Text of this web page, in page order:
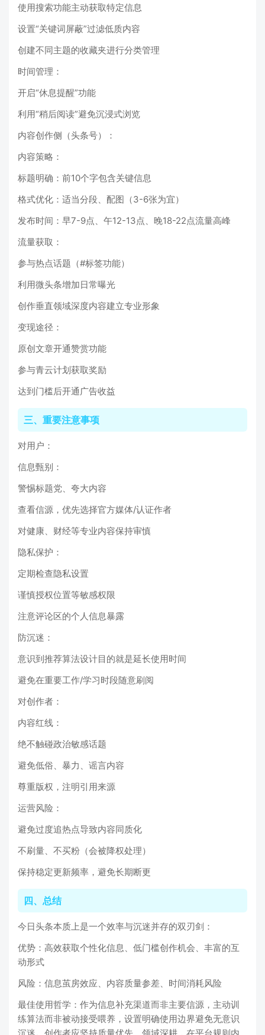
使用搜索功能主动获取特定信息
设置“关键词屏蔽”过滤低质内容
创建不同主题的收藏夹进行分类管理
时间管理：
开启“休息提醒”功能
利用“稍后阅读”避免沉浸式浏览
内容创作侧（头条号）：
内容策略：
标题明确：前10个字包含关键信息
格式优化：适当分段、配图（3-6张为宜）
发布时间：早7-9点、午12-13点、晚18-22点流量高峰
流量获取：
参与热点话题（#标签功能）
利用微头条增加日常曝光
创作垂直领域深度内容建立专业形象
变现途径：
原创文章开通赞赏功能
参与青云计划获取奖励
达到门槛后开通广告收益
三、重要注意事项
对用户：
信息甄别：
警惕标题党、夸大内容
查看信源，优先选择官方媒体/认证作者
对健康、财经等专业内容保持审慎
隐私保护：
定期检查隐私设置
谨慎授权位置等敏感权限
注意评论区的个人信息暴露
防沉迷：
意识到推荐算法设计目的就是延长使用时间
避免在重要工作/学习时段随意刷阅
对创作者：
内容红线：
绝不触碰政治敏感话题
避免低俗、暴力、谣言内容
尊重版权，注明引用来源
运营风险：
避免过度追热点导致内容同质化
不刷量、不买粉（会被降权处理）
保持稳定更新频率，避免长期断更
四、总结
今日头条本质上是一个效率与沉迷并存的双刃剑：
优势：高效获取个性化信息、低门槛创作机会、丰富的互
动形式
风险：信息茧房效应、内容质量参差、时间消耗风险
最佳使用哲学：作为信息补充渠道而非主要信源，主动训
练算法而非被动接受喂养，设置明确使用边界避免无意识